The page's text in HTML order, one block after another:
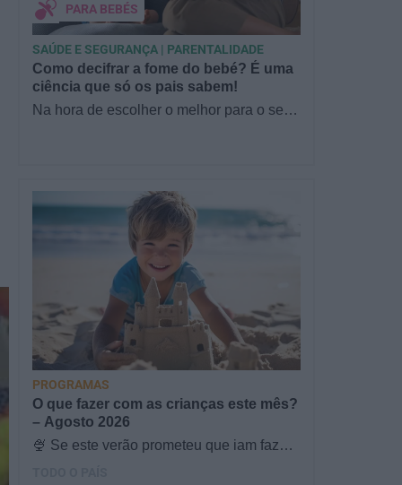
Como decifrar a fome do bebé? É uma
ciência que só os pais sabem!
Na hora de escolher o melhor para o seu
PARA BEBÉS
SAÚDE E SEGURANÇA | PARENTALIDADE
O que fazer com as crianças este mês?
– Agosto 2026
🍨 Se este verão prometeu que iam fazer
PROGRAMAS